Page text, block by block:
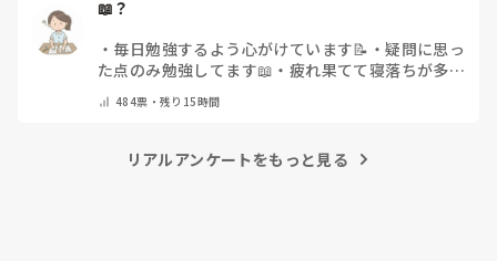
📖？
・ 毎日勉強するよう心がけています📝 ・疑問に思っ
た点のみ勉強してます📖 ・ 疲れ果てて寝落ちが多い
（コメントで教えてください）
484票・残り15時間
リアルアンケートをもっと見る